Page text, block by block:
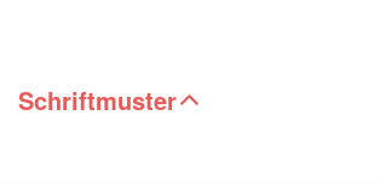
Schriftmuster